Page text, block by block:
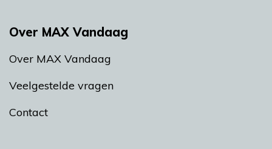
Over MAX Vandaag
Over MAX Vandaag
Veelgestelde vragen
Contact